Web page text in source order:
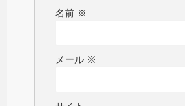
名前 ※
メール ※